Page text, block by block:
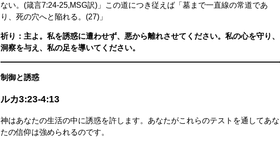
ない。(箴言7:24-25,MSG訳)」この道につき従えば「墓まで一直線の常道であ
り、死の穴へと陥れる。(27)」
祈り：主よ。私を誘惑に遭わせず、悪から離れさせてください。私の心を守り、
洞察を与え、私の足を導いてください。
制御と誘惑
ルカ3:23-4:13
神はあなたの生活の中に誘惑を許します。あなたがこれらのテストを通してあな
たの信仰は強められるのです。